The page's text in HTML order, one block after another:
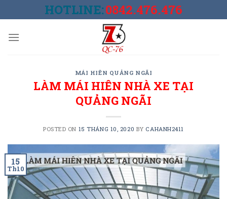
to
HOTLINE:0842.476.476
MÁI HIÊN QUẢNG NGÃI
LÀM MÁI HIÊN NHÀ XE TẠI
QUẢNG NGÃI
POSTED ON 15 THÁNG 10, 2020 BY CAHANH2411
15
Th10